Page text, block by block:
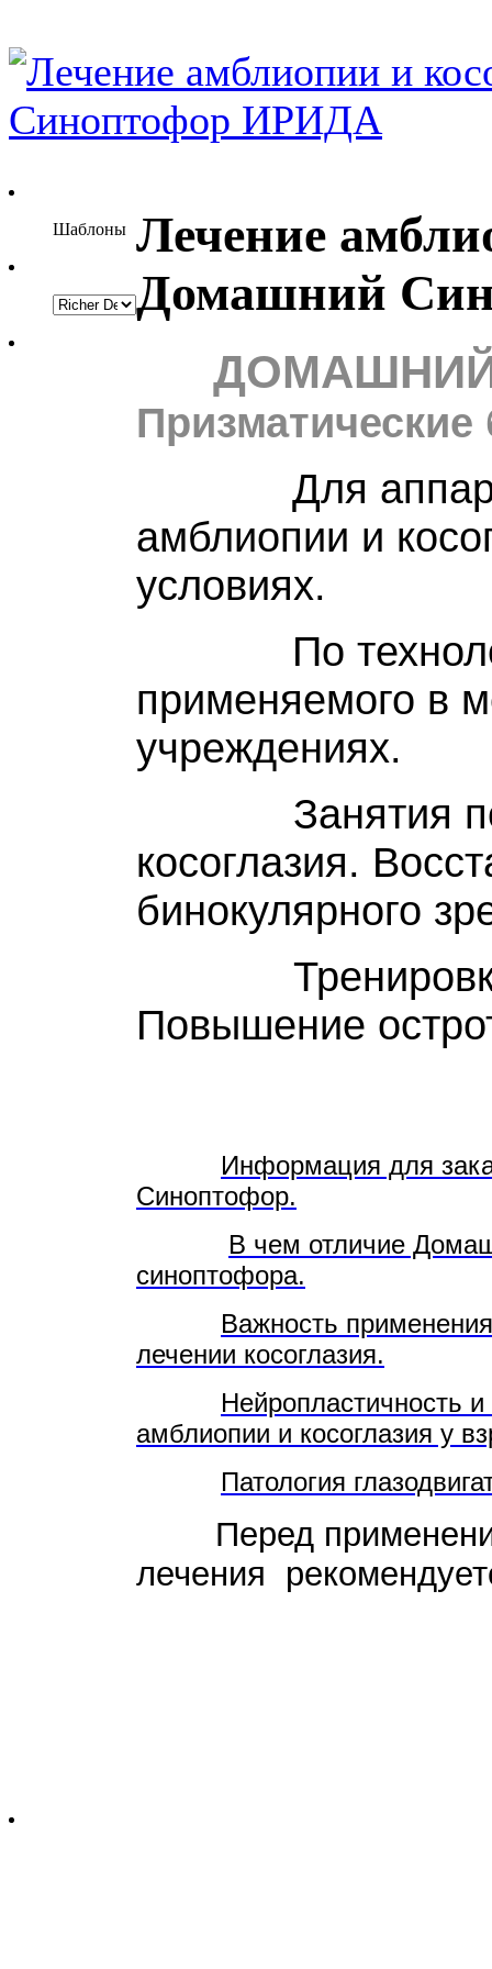
Шаблоны Лечение
Домашний
П
Для
амблиопии и
условиях.
По
применяемого в
учреждениях.
Занятия
косоглазия.
бинокулярного
Тренировка
Повышение
Информация для
Синоптофор.
В чем отличие
синоптофора.
Важность
лечении косоглазия.
Нейропластичность
амблиопии и косоглазия у
Патология
Перед
лечения